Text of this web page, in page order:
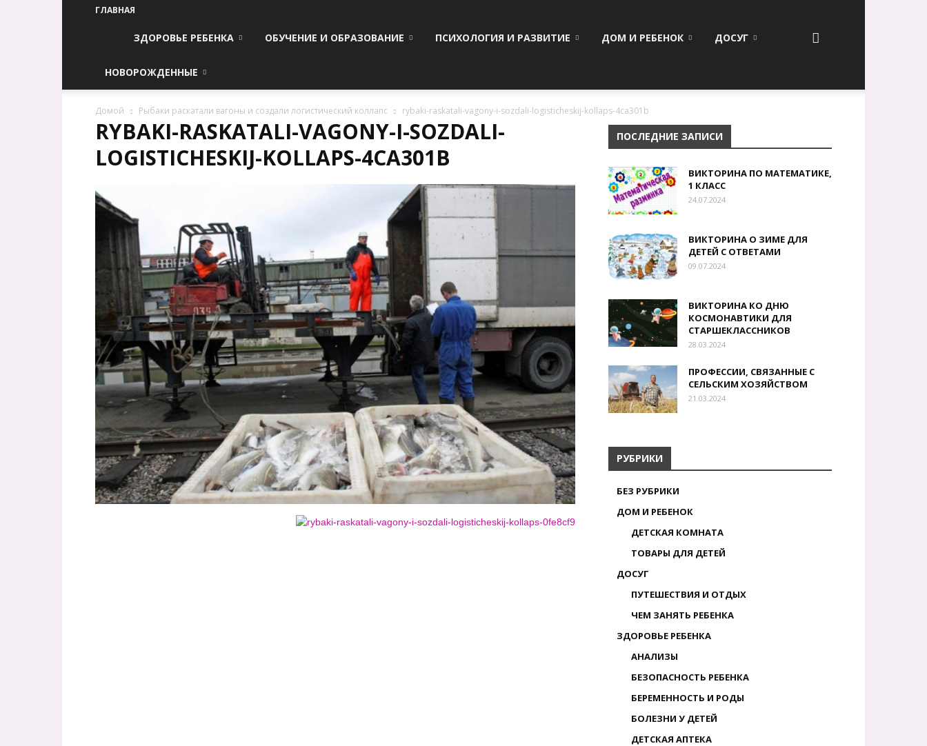
ГЛАВНАЯ
ЗДОРОВЬЕ РЕБЕНКА ОБУЧЕНИЕ И ОБРАЗОВАНИЕ ПСИХОЛОГИЯ И РАЗВИТИЕ ДОМ И РЕБЕНОК ДОСУГ
НОВОРОЖДЕННЫЕ
Домой Рыбаки раскатали вагоны и создали логистический коллапс rybaki-raskatali-vagony-i-sozdali-logisticheskij-kollaps-4ca301b
RYBAKI-RASKATALI-VAGONY-I-SOZDALI-
LOGISTICHESKIJ-KOLLAPS-4CA301B
ПОСЛЕДНИЕ ЗАПИСИ
ВИКТОРИНА ПО МАТЕМАТИКЕ,
1 КЛАСС
24.07.2024
ВИКТОРИНА О ЗИМЕ ДЛЯ
ДЕТЕЙ С ОТВЕТАМИ
09.07.2024
ВИКТОРИНА КО ДНЮ
КОСМОНАВТИКИ ДЛЯ
СТАРШЕКЛАССНИКОВ
28.03.2024
ПРОФЕССИИ, СВЯЗАННЫЕ С
СЕЛЬСКИМ ХОЗЯЙСТВОМ
21.03.2024
РУБРИКИ
БЕЗ РУБРИКИ
ДОМ И РЕБЕНОК
ДЕТСКАЯ КОМНАТА
ТОВАРЫ ДЛЯ ДЕТЕЙ
ДОСУГ
ПУТЕШЕСТВИЯ И ОТДЫХ
ЧЕМ ЗАНЯТЬ РЕБЕНКА
ЗДОРОВЬЕ РЕБЕНКА
АНАЛИЗЫ
БЕЗОПАСНОСТЬ РЕБЕНКА
БЕРЕМЕННОСТЬ И РОДЫ
БОЛЕЗНИ У ДЕТЕЙ
ДЕТСКАЯ АПТЕКА